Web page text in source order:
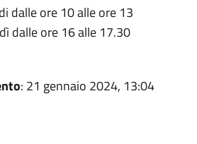
dalle ore 10 alle ore 13
dalle ore 16 alle 17.30
: 21 gennaio 2024, 13:04